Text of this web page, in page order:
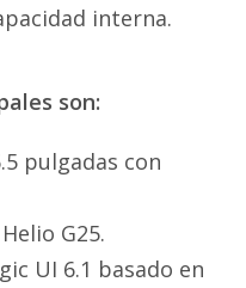
interna.
son:
pulgadas con
G25.
UI 6.1 basado en